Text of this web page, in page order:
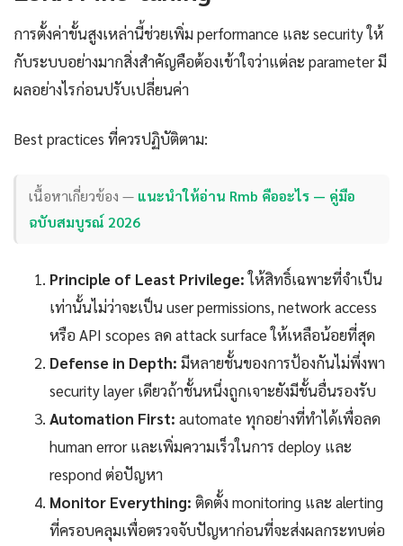
การตั้งค่าขั้นสูงเหล่านี้ช่วยเพิ่ม performance และ security ให้
กับระบบอย่างมากสิ่งสำคัญคือต้องเข้าใจว่าแต่ละ parameter มี
ผลอย่างไรก่อนปรับเปลี่ยนค่า
Best practices ที่ควรปฏิบัติตาม:
เนื้อหาเกี่ยวข้อง — แนะนำให้อ่าน Rmb คืออะไร — คู่มือ
ฉบับสมบูรณ์ 2026
Principle of Least Privilege:ให้สิทธิ์เฉพาะที่จำเป็น
เท่านั้นไม่ว่าจะเป็น user permissions, network access
หรือ API scopes ลด attack surface ให้เหลือน้อยที่สุด
Defense in Depth: มีหลายชั้นของการป้องกันไม่พึ่งพา
security layer เดียวถ้าชั้นหนึ่งถูกเจาะยังมีชั้นอื่นรองรับ
Automation First: automate ทุกอย่างที่ทำได้เพื่อลด
human error และเพิ่มความเร็วในการ deploy และ
respond ต่อปัญหา
Monitor Everything: ติดตั้ง monitoring และ alerting
ที่ครอบคลุมเพื่อตรวจจับปัญหาก่อนที่จะส่งผลกระทบต่อ